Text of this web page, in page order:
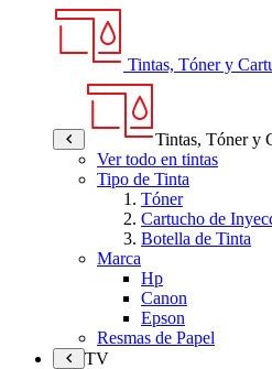
Tintas, Tóner y
Tintas, Tóner y
Ver todo en tintas
Tipo de Tinta
Tóner
Cartucho de
Botella de Tinta
Marca
Hp
Canon
Epson
Resmas de Papel
TV